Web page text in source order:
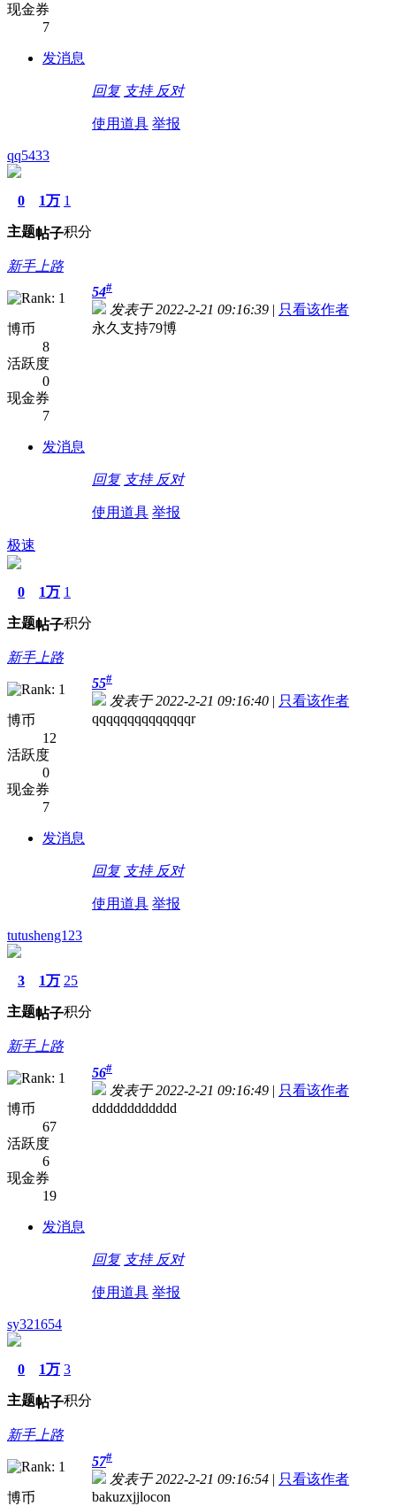
现金券
7
发消息
回复 支持 反对
使用道具 举报
qq5433
0
主题
1万
帖子
1
积分
新手上路
博币
8
活跃度
0
现金券
7
发消息
54#
发表于 2022-2-21 09:16:39 | 只看该作者
永久支持79博
回复 支持 反对
使用道具 举报
极速
0
主题
1万
帖子
1
积分
新手上路
博币
12
活跃度
0
现金券
7
发消息
55#
发表于 2022-2-21 09:16:40 | 只看该作者
qqqqqqqqqqqqqqr
回复 支持 反对
使用道具 举报
tutusheng123
3
主题
1万
帖子
25
积分
新手上路
博币
67
活跃度
6
现金券
19
发消息
56#
发表于 2022-2-21 09:16:49 | 只看该作者
dddddddddddd
回复 支持 反对
使用道具 举报
sy321654
0
主题
1万
帖子
3
积分
新手上路
博币
57#
发表于 2022-2-21 09:16:54 | 只看该作者
bakuzxjjlocon